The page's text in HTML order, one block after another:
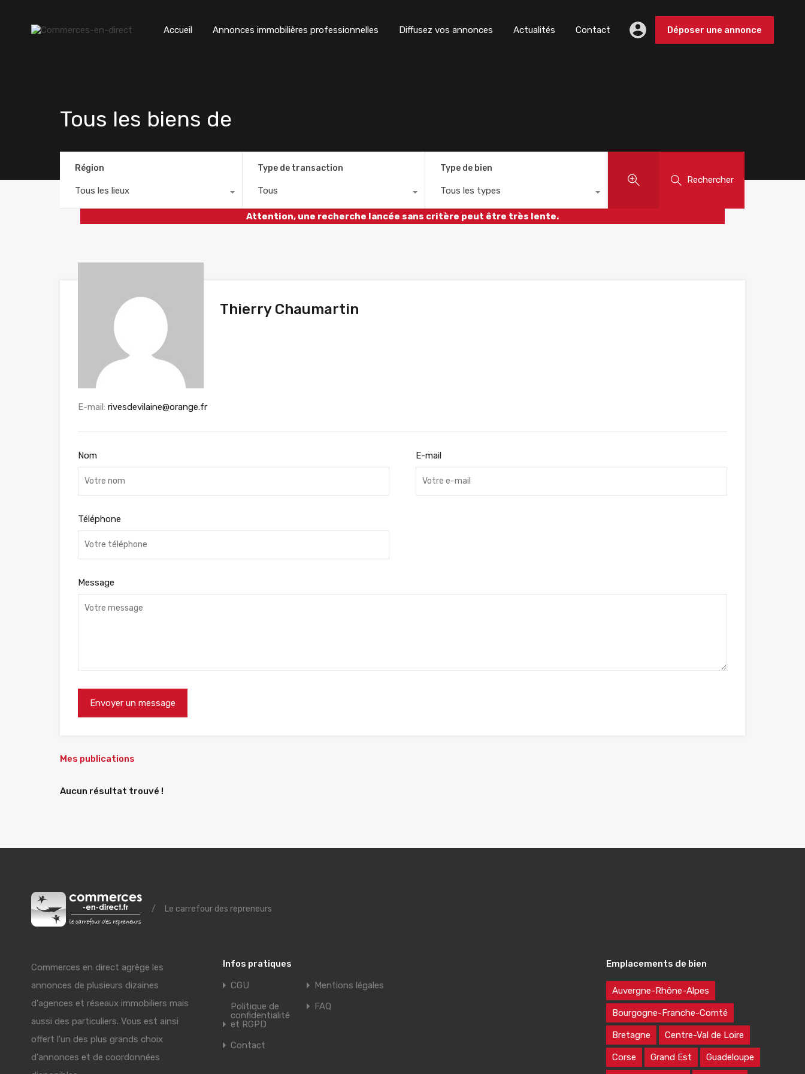
Accueil Annonces immobilières professionnelles Diffusez vos annonces Actualités Contact Déposer une annonce
Tous les biens de
Région
Tous les lieux
Type de transaction
Tous
Type de bien
Tous les types
Rechercher
Attention, une recherche lancée sans critère peut être très lente.
Thierry Chaumartin
E-mail: rivesdevilaine@orange.fr
Nom E-mail
Téléphone
Message
Mes publications
Aucun résultat trouvé !
/ Le carrefour des repreneurs
Commerces en direct agrège les
annonces de plusieurs dizaines
d'agences et réseaux immobiliers mais
aussi des particuliers. Vous est ainsi
offert l'un des plus grands choix
d'annonces et de coordonnées
Infos pratiques
CGU
Mentions légales
Politique de
confidentialité
et RGPD
FAQ
Contact
Emplacements de bien
Auvergne-Rhône-Alpes
Bourgogne-Franche-Comté
Bretagne Centre-Val de Loire
Corse Grand Est Guadeloupe